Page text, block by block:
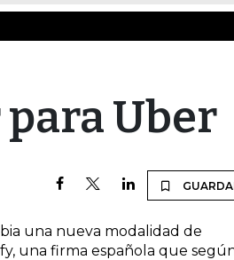
Uber
una nueva modalidad de
una firma española que